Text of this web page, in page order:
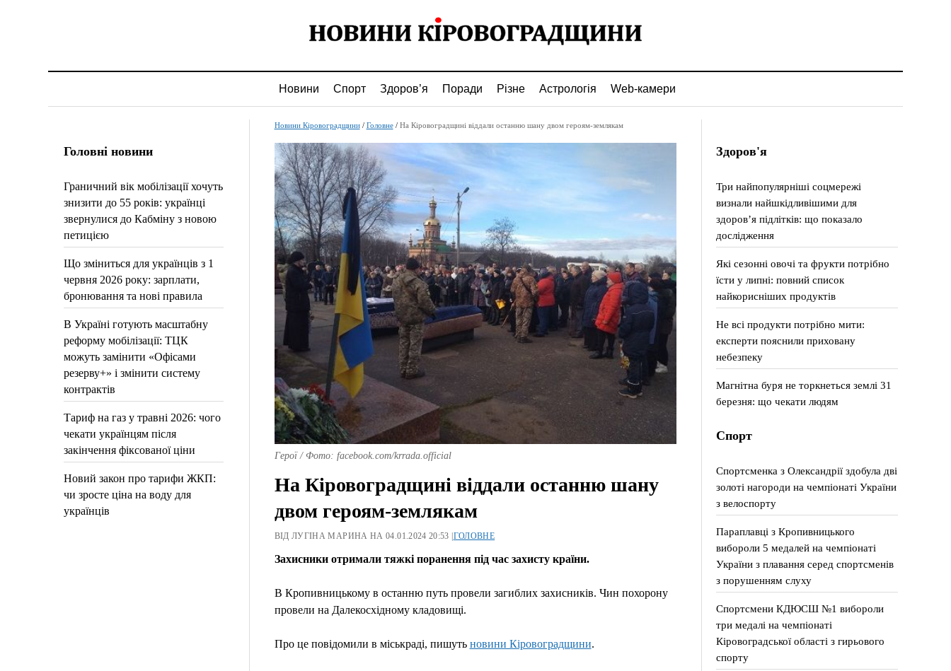
Новини Спорт Здоров’я Поради Різне Астрологія Web-камери
Головні новини
Граничний вік мобілізації хочуть
знизити до 55 років: українці
звернулися до Кабміну з новою
петицією
Що зміниться для українців з 1
червня 2026 року: зарплати,
бронювання та нові правила
В Україні готують масштабну
реформу мобілізації: ТЦК
можуть замінити «Офісами
резерву+» і змінити систему
контрактів
Тариф на газ у травні 2026: чого
чекати українцям після
закінчення фіксованої ціни
Новий закон про тарифи ЖКП:
чи зросте ціна на воду для
українців
Новини Кіровоградщини/ Головне/ На Кіровоградщині віддали останню шану двом героям-землякам
Герої / Фото: facebook.com/krrada.official
На Кіровоградщині віддали останню шану
двом героям-землякам
ВІД ЛУГІНА МАРИНА НА 04.01.2024 20:53 | ГОЛОВНЕ
Захисники отримали тяжкі поранення під час захисту країни.
В Кропивницькому в останню путь провели загиблих захисників. Чин похорону
провели на Далекосхідному кладовищі.
Про це повідомили в міськраді, пишуть новини Кіровоградщини.
Здоров'я
Три найпопулярніші соцмережі
визнали найшкідливішими для
здоров’я підлітків: що показало
дослідження
Які сезонні овочі та фрукти потрібно
їсти у липні: повний список
найкорисніших продуктів
Не всі продукти потрібно мити:
експерти пояснили приховану
небезпеку
Магнітна буря не торкнеться землі 31
березня: що чекати людям
Спорт
Спортсменка з Олександрії здобула дві
золоті нагороди на чемпіонаті України
з велоспорту
Параплавці з Кропивницького
вибороли 5 медалей на чемпіонаті
України з плавання серед спортсменів
з порушенням слуху
Спортсмени КДЮСШ №1 вибороли
три медалі на чемпіонаті
Кіровоградської області з гирьового
спорту